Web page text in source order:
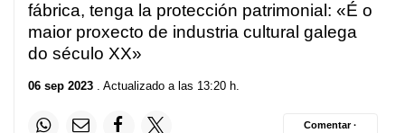
fábrica, tenga la protección patrimonial: «É o
maior proxecto de industria cultural galega
do século XX»
06 sep 2023 . Actualizado a las 13:20 h.
Comentar ·